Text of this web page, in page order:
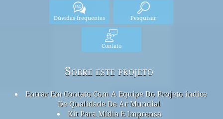
Dúvidas frequentes Pesquisar
Contato
Sobre este projeto
Entrar Em Contato Com A Equipe Do Projeto índice
De Qualidade De Ar Mundial
Kit Para Mídia E Imprensa